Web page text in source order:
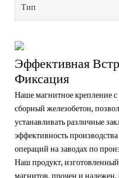
Тип
Эффективная
Фиксация
Наше магнитное крепление с
сборный железобетон,
устанавливать различные
эффективность
операций на заводах по
Наш продукт,